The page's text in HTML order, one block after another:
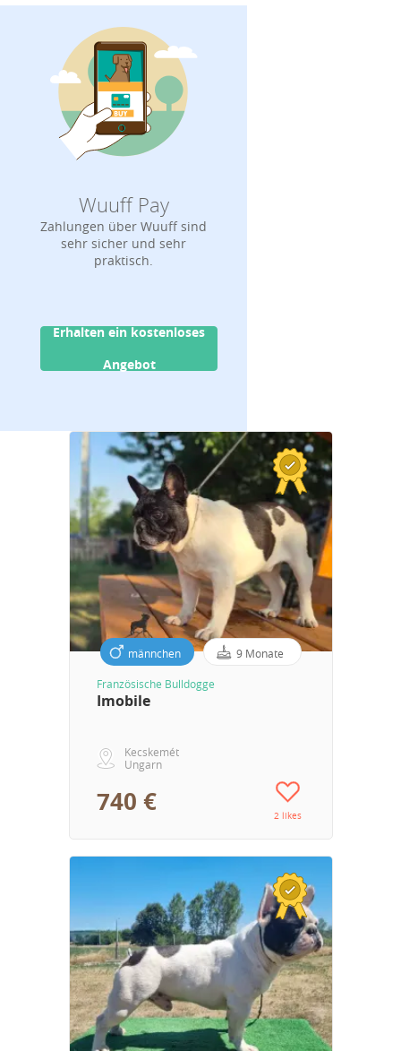
Wuuff Pay
Zahlungen über Wuuff sind
sehr sicher und sehr
praktisch.
Erhalten ein kostenloses
Angebot
männchen 9 Monate
Französische Bulldogge
Imobile
Kecskemét
Ungarn
740 € 2 likes